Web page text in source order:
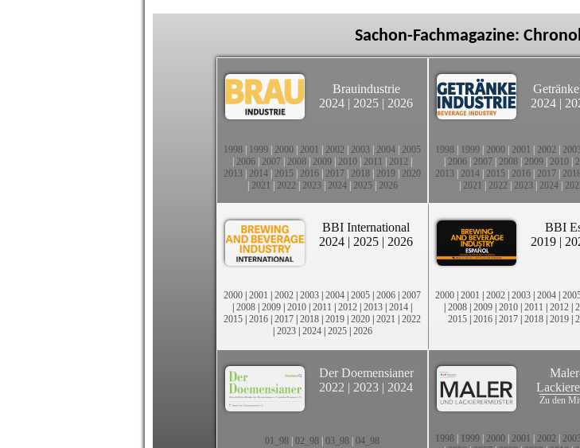
Sachon-Fachmagazine:
Brauindustrie
2024 | 2025 | 2026
1998 1999 2000 2001 2002 2003 2004 2005
2006 2007 2008 2009 2010 2011 2012
2013 2014 2015 2016 2017 2018 2019 2020
2021 2022 2023| 2024| 2025| 2026
2024 |
1998 1999 2000 2001 2002
2006 2007 2008 2009 2010
2013 2014 2015 2016 2017
2021 2022 2023| 2024|
BBI International
2024 | 2025 | 2026
2000 | 2001 | 2002 | 2003 | 2004 | 2005 | 2006 | 2007
| 2008 | 2009 | 2010 | 2011 | 2012 | 2013 | 2014 |
2015 | 2016 | 2017 | 2018 | 2019 | 2020 | 2021 | 2022
| 2023| 2024| 2025| 2026
BBI
2019 |
2000 | 2001 | 2002 | 2003 | 2004 |
| 2008 | 2009 | 2010 | 2011 | 2012 |
2015 | 2016 | 2017 | 2018 | 2019 |
Der Doemensianer
2022 | 2023 | 2024
01_98 02_98 03_98 04_98
Zu den
1998 1999 2000 2001 2002